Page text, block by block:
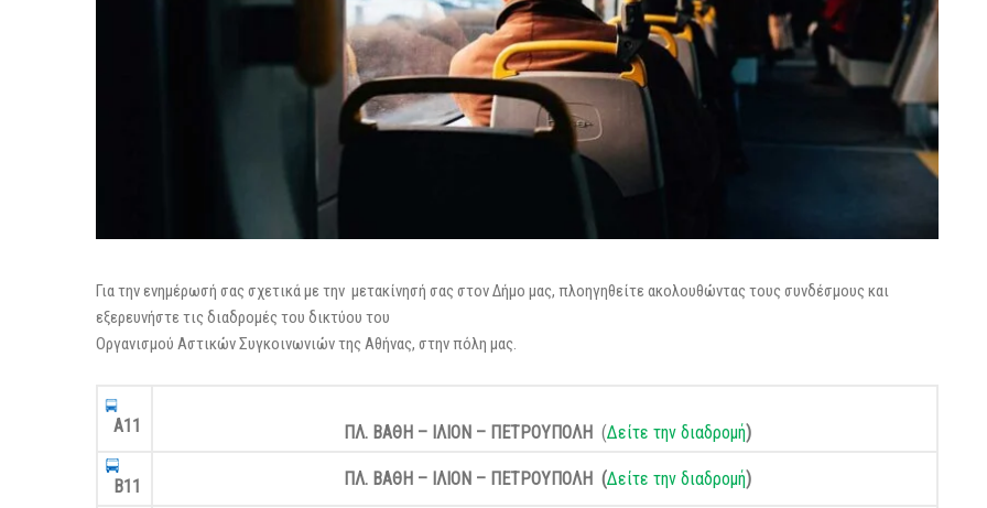
Για την ενημέρωσή σας σχετικά με την μετακίνησή σας στον Δήμο μας, πλοηγηθείτε ακολουθώντας τους συνδέσμους και
εξερευνήστε τις διαδρομές του δικτύου του
Οργανισμού Αστικών Συγκοινωνιών της Αθήνας, στην πόλη μας.
Α11 ΠΛ. ΒΑΘΗ – ΙΛΙΟΝ – ΠΕΤΡΟΥΠΟΛΗ (Δείτε την διαδρομή)
Β11 ΠΛ. ΒΑΘΗ – ΙΛΙΟΝ – ΠΕΤΡΟΥΠΟΛΗ (Δείτε την διαδρομή)